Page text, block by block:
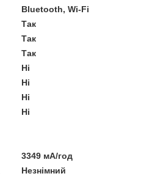
Bluetooth, Wi-Fi
Так
Так
Так
Ні
Ні
Ні
Ні
3349 мА/год
Незнімний